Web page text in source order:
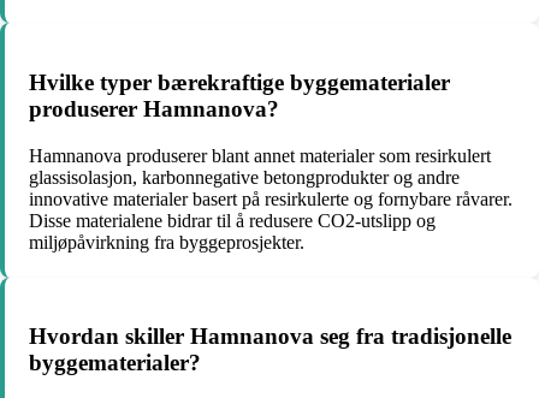
Hvilke typer bærekraftige byggematerialer
produserer Hamnanova?
Hamnanova produserer blant annet materialer som resirkulert
glassisolasjon, karbonnegative betongprodukter og andre
innovative materialer basert på resirkulerte og fornybare råvarer.
Disse materialene bidrar til å redusere CO2-utslipp og
miljøpåvirkning fra byggeprosjekter.
Hvordan skiller Hamnanova seg fra tradisjonelle
byggematerialer?